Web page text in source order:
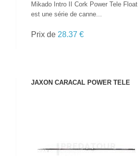
Mikado Intro II Cork Power Tele Float
est une série de canne...
Prix de 28.37 €
JAXON CARACAL POWER TELE